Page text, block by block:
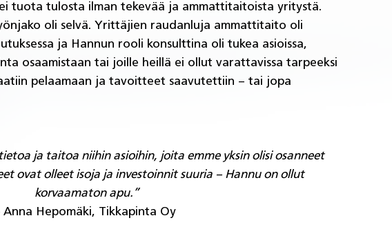
tuota tulosta ilman tekevää ja ammattitaitoista yritystä.
oli selvä. Yrittäjien raudanluja ammattitaito oli
ja Hannun rooli konsulttina oli tukea asioissa,
osaamistaan tai joille heillä ei ollut varattavissa tarpeeksi
pelaamaan ja tavoitteet saavutettiin – tai jopa
ja taitoa niihin asioihin, joita emme yksin olisi osanneet
ovat olleet isoja ja investoinnit suuria – Hannu on ollut
korvaamaton apu.”
Anna Hepomäki, Tikkapinta Oy